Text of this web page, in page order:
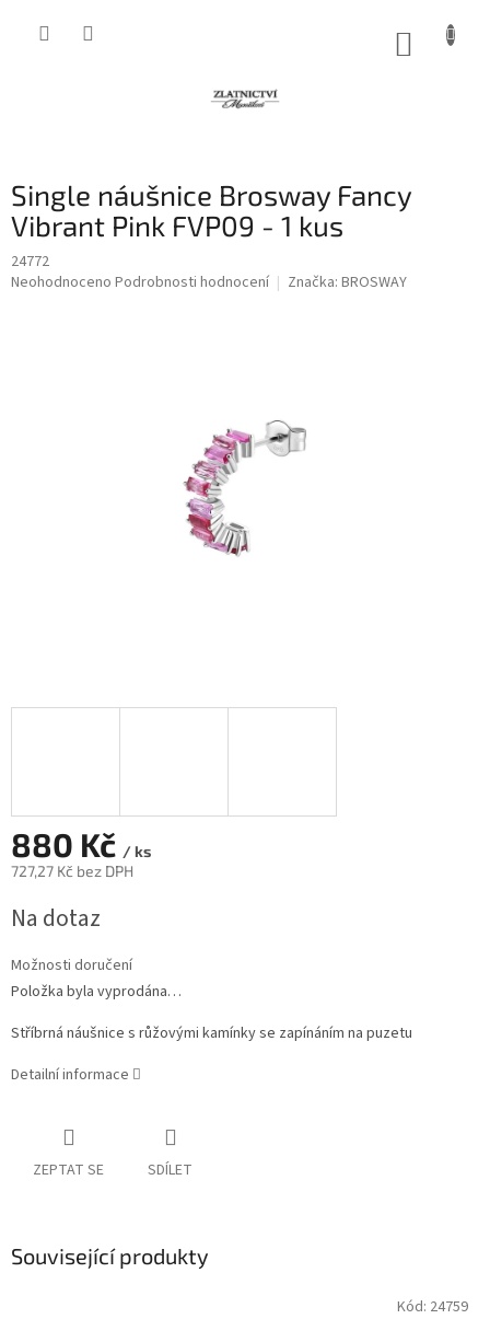
Single náušnice Brosway Fancy
Vibrant Pink FVP09 - 1 kus
24772
Průměrné
Neohodnoceno Podrobnosti hodnocení Značka: BROSWAY
880 Kč / ks
727,27 Kč bez DPH
cena:
Na dotaz
Možnosti doručení
Položka byla vyprodána…
Stříbrná náušnice s růžovými kamínky se zapínáním na puzetu
Detailní informace
ZEPTAT SE SDÍLET
Související produkty
Kód: 24759